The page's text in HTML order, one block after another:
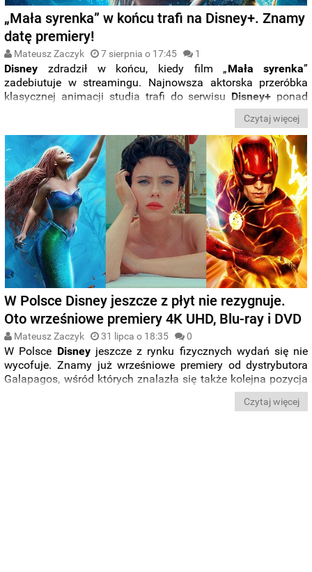
„Mała syrenka” w końcu trafi na Disney+. Znamy
datę premiery!
Mateusz Zaczyk 7 sierpnia o 17:45 1
Disney zdradził w końcu, kiedy film „Mała syrenka”
zadebiutuje w streamingu. Najnowsza aktorska przeróbka
klasycznej animacji studia trafi do serwisu Disney+ ponad
trzy miesiące po debiucie na kinowym ekranie. Poznajcie
Czytaj więcej
W Polsce Disney jeszcze z płyt nie rezygnuje.
Oto wrześniowe premiery 4K UHD, Blu-ray i DVD
Mateusz Zaczyk 31 lipca o 18:35 0
W Polsce Disneyjeszcze z rynku fizycznych wydań się nie
wycofuje. Znamy już wrześniowe premiery od dystrybutora
Galapagos, wśród których znalazła się także kolejna pozycja
od Disneya. Mamy więc pewność, że w naszym kraju studio
jak na razie jeszcze z płytowych wydań nie rezygnuje. Obok
Czytaj więcej